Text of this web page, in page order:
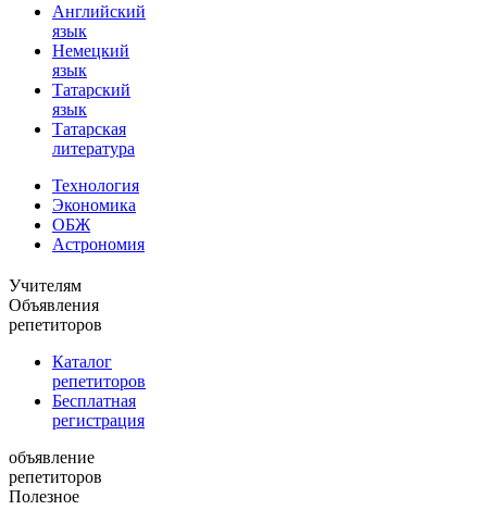
Английский
язык
Немецкий
язык
Татарский
язык
Татарская
литература
Технология
Экономика
ОБЖ
Астрономия
Учителям
Объявления
репетиторов
Каталог
репетиторов
Бесплатная
регистрация
объявление
репетиторов
Полезное